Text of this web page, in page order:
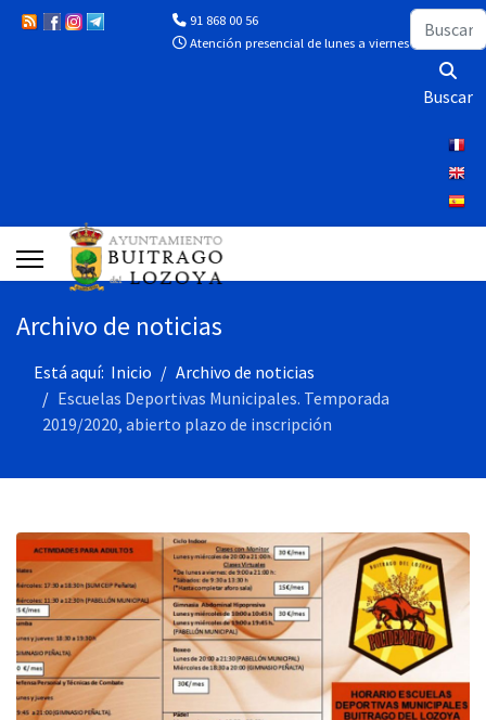
91 868 00 56
Atención presencial de lunes a viernes de 10:00 a
Buscar
Buscar
Archivo de noticias
Está aquí: Inicio
Archivo de noticias
Escuelas Deportivas Municipales. Temporada
2019/2020, abierto plazo de inscripción